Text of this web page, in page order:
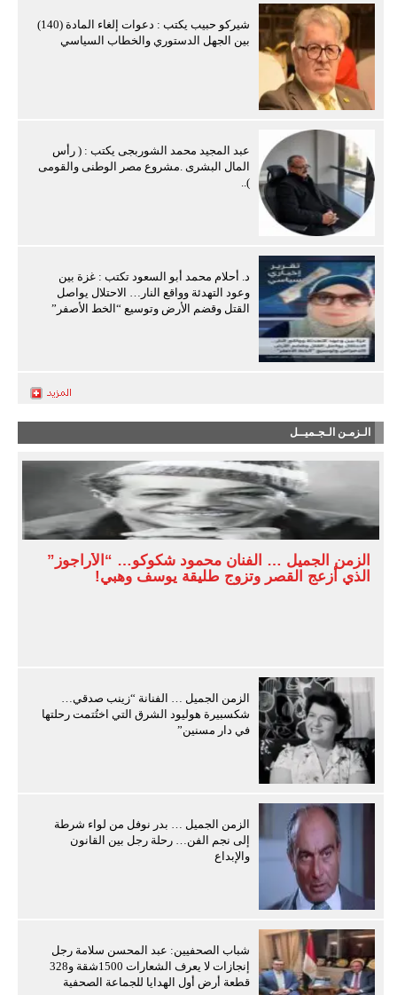
شيركو حبيب يكتب : دعوات إلغاء المادة (140)
بين الجهل الدستوري والخطاب السياسي
عبد المجيد محمد الشوربجى يكتب : ( رأس
المال البشرى .مشروع مصر الوطنى والقومى
)..
د. أحلام محمد أبو السعود تكتب : غزة بين
وعود التهدئة وواقع النار… الاحتلال يواصل
القتل وقضم الأرض وتوسيع “الخط الأصفر”
الـزمـن الـجـميــل
الزمن الجميل … الفنان محمود شكوكو… “الأراجوز”
الذي أزعج القصر وتزوج طليقة يوسف وهبي!
الزمن الجميل … الفنانة “زينب صدقي…
شكسبيرة هوليود الشرق التي اختُتمت رحلتها
في دار مسنين”
الزمن الجميل … بدر نوفل من لواء شرطة
إلى نجم الفن… رحلة رجل بين القانون
والإبداع
شباب الصحفيين: عبد المحسن سلامة رجل
إنجازات لا يعرف الشعارات 1500شقة و328
قطعة أرض أول الهدايا للجماعة الصحفية